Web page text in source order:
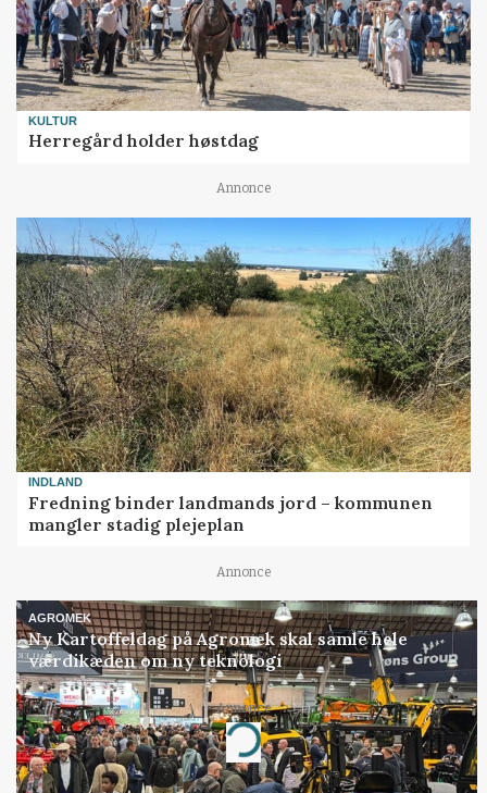
KULTUR
Herregård holder høstdag
Annonce
INDLAND
Fredning binder landmands jord – kommunen
mangler stadig plejeplan
Annonce
AGROMEK
Ny Kartoffeldag på Agromek skal samle hele
værdikæden om ny teknologi
Annonce
Loading...